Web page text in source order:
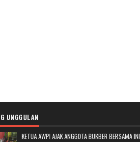
UNGGULAN
KETUA AWPI AJAK ANGGOTA BUKBER BERSAMA INI